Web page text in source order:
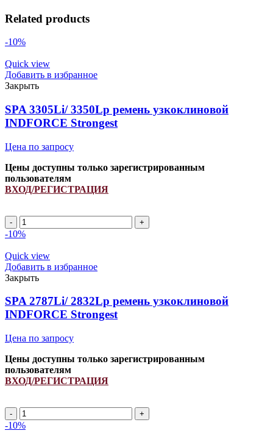
Related products
-10%
Quick view
Добавить в избранное
Закрыть
SPA 3305Li/ 3350Lp ремень узкоклиновой
INDFORCE Strongest
Цена по запросу
Цены доступны только зарегистрированным
пользователям
ВХОД/РЕГИСТРАЦИЯ
SPA
3305Li/
ремень
узкоклиновой
INDFORCE
Strongest
quantity
-10%
Quick view
Добавить в избранное
Закрыть
SPA 2787Li/ 2832Lp ремень узкоклиновой
INDFORCE Strongest
Цена по запросу
Цены доступны только зарегистрированным
пользователям
ВХОД/РЕГИСТРАЦИЯ
SPA
2787Li/
-10%